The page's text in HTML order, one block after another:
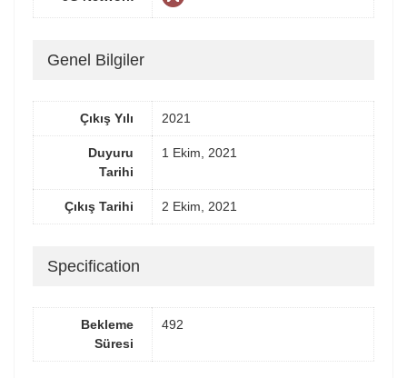
Genel Bilgiler
Çıkış Yılı 2021
Duyuru
Tarihi
1 Ekim, 2021
Çıkış Tarihi 2 Ekim, 2021
Specification
Bekleme
Süresi
492